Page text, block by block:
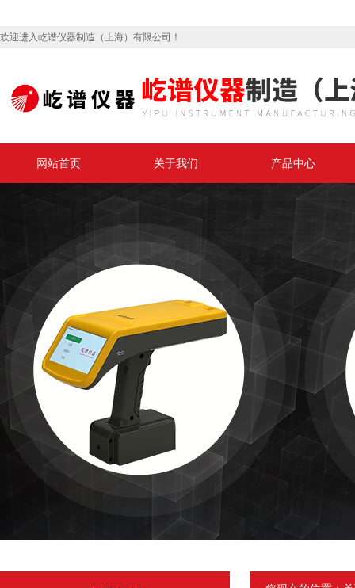
欢迎进入屹谱仪器制造（上海）有限公司！
网站首页 关于我们 产品中心